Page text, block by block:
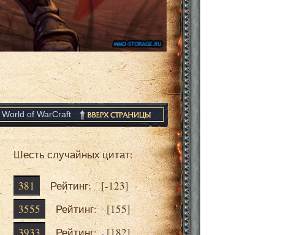
World of WarCraft
Шесть случайных цитат:
381 Рейтинг: [-123]
3555
Рейтинг: [155]